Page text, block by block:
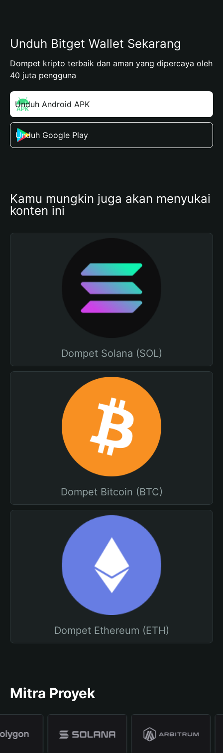
Unduh Bitget Wallet Sekarang
Dompet kripto terbaik dan aman yang dipercaya oleh
40 juta pengguna
Unduh Android APK
Unduh Google Play
Kamu mungkin juga akan menyukai
konten ini
Dompet Solana (SOL)
Dompet Bitcoin (BTC)
Dompet Ethereum (ETH)
Mitra Proyek